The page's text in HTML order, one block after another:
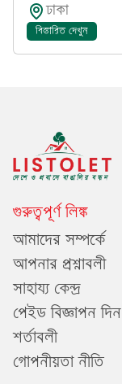
ঢাকা
বিস্তারিত দেখুন
গুরুত্বপূর্ণ লিঙ্ক
আমাদের সম্পর্কে
আপনার প্রশ্নাবলী
সাহায্য কেন্দ্র
পেইড বিজ্ঞাপন দিন
শর্তাবলী
গোপনীয়তা নীতি